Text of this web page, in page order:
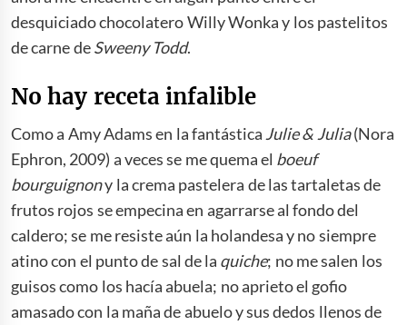
desquiciado chocolatero Willy Wonka y los pastelitos
de carne deSweeny Todd.
No hay receta infalible
Como a Amy Adams en la fantástica Julie & Julia(Nora
Ephron, 2009) a veces se me quema el boeuf
bourguignony la crema pastelera de las tartaletas de
frutos rojos se empecina en agarrarse al fondo del
caldero; se me resiste aún la holandesa y no siempre
atino con el punto de sal de la quiche; no me salen los
guisos como los hacía abuela; no aprieto el gofio
amasado con la maña de abuelo y sus dedos llenos de